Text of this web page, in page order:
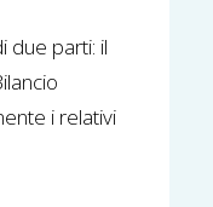
due parti: il
i relativi